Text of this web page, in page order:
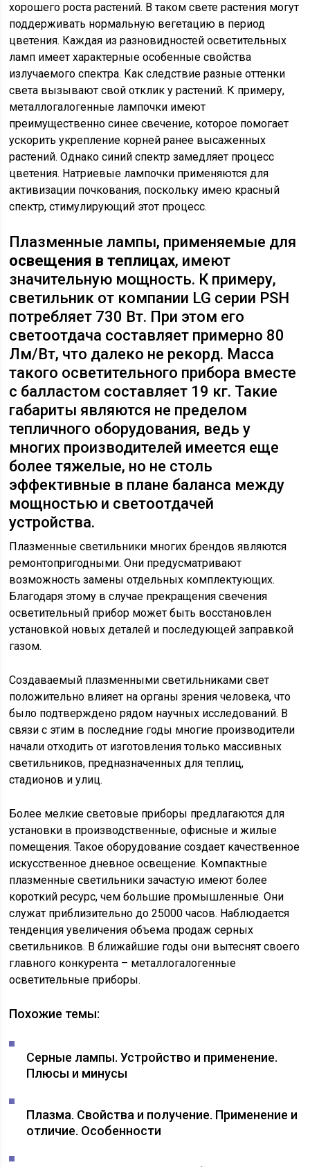
хорошего роста растений. В таком свете растения могут
поддерживать нормальную вегетацию в период
цветения. Каждая из разновидностей осветительных
ламп имеет характерные особенные свойства
излучаемого спектра. Как следствие разные оттенки
света вызывают свой отклик у растений. К примеру,
металлогалогенные лампочки имеют
преимущественно синее свечение, которое помогает
ускорить укрепление корней ранее высаженных
растений. Однако синий спектр замедляет процесс
цветения. Натриевые лампочки применяются для
активизации почкования, поскольку имею красный
спектр, стимулирующий этот процесс.
Плазменные лампы, применяемые для
освещения в теплицах, имеют
значительную мощность. К примеру,
светильник от компании LG серии PSH
потребляет 730 Вт. При этом его
светоотдача составляет примерно 80
Лм/Вт, что далеко не рекорд. Масса
такого осветительного прибора вместе
с балластом составляет 19 кг. Такие
габариты являются не пределом
тепличного оборудования, ведь у
многих производителей имеется еще
более тяжелые, но не столь
эффективные в плане баланса между
мощностью и светоотдачей
устройства.
Плазменные светильники многих брендов являются
ремонтопригодными. Они предусматривают
возможность замены отдельных комплектующих.
Благодаря этому в случае прекращения свечения
осветительный прибор может быть восстановлен
установкой новых деталей и последующей заправкой
газом.
Создаваемый плазменными светильниками свет
положительно влияет на органы зрения человека, что
было подтверждено рядом научных исследований. В
связи с этим в последние годы многие производители
начали отходить от изготовления только массивных
светильников, предназначенных для теплиц,
стадионов и улиц.
Более мелкие световые приборы предлагаются для
установки в производственные, офисные и жилые
помещения. Такое оборудование создает качественное
искусственное дневное освещение. Компактные
плазменные светильники зачастую имеют более
короткий ресурс, чем большие промышленные. Они
служат приблизительно до 25000 часов. Наблюдается
тенденция увеличения объема продаж серных
светильников. В ближайшие годы они вытеснят своего
главного конкурента – металлогалогенные
осветительные приборы.
Похожие темы:
Серные лампы. Устройство и применение.
Плюсы и минусы
Плазма. Свойства и получение. Применение и
отличие. Особенности